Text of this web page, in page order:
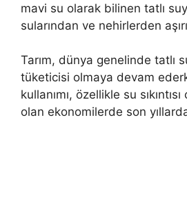
mavi su olarak bilinen tatlı
sularından ve nehirlerden
Tarım, dünya genelinde tatlı
tüketicisi olmaya devam
kullanımı, özellikle su
olan ekonomilerde son